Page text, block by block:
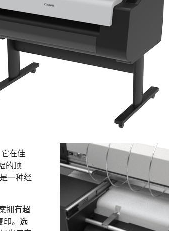
在佳
的顶
一种经
拥有超
印。选